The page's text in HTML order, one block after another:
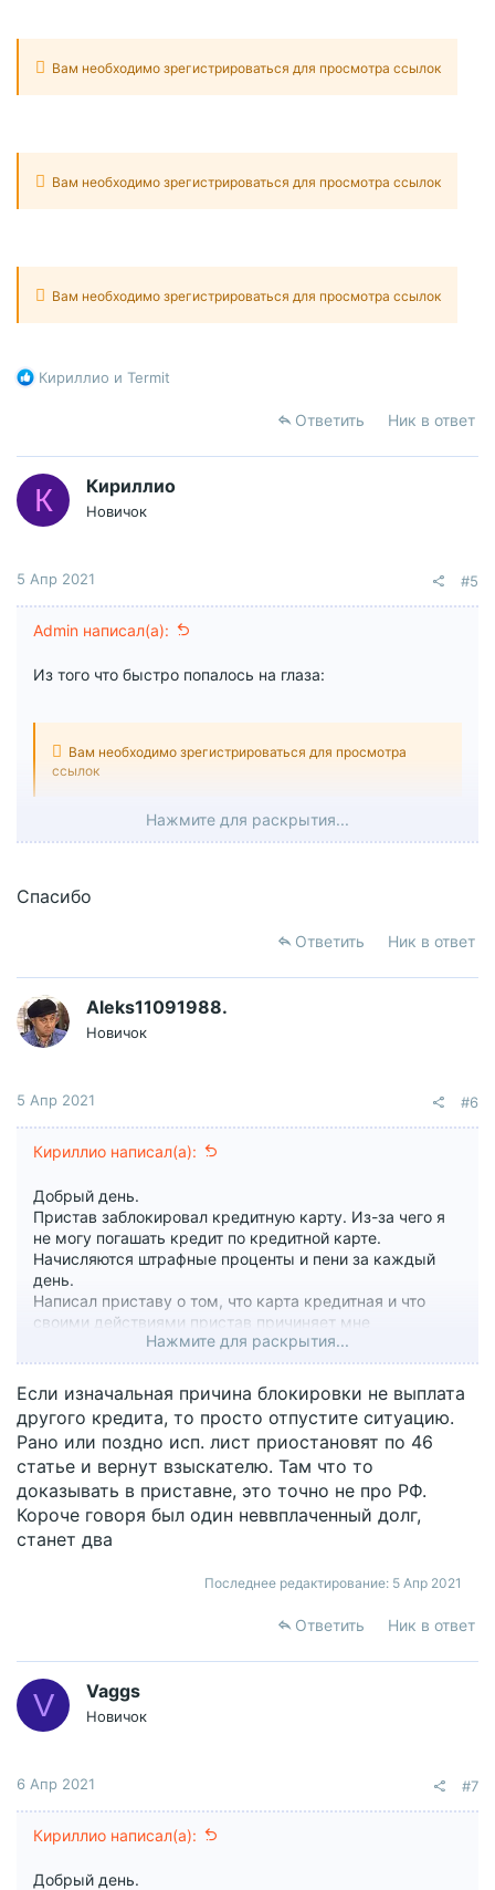
действия пристава в районный суд.
конечно хотелось бы почитать судебную практику по
данному вопросу, но пока не нашёл, если есть ссылки
Вам необходимо зрегистрироваться для просмотра ссылок
Вам необходимо зрегистрироваться для просмотра ссылок
Вам необходимо зрегистрироваться для просмотра ссылок
Р
ц
и
и
:
Кириллио и Termit
Ответить Ник в ответ
К Кириллио
Новичок
5 Апр 2021 #5
Admin написал(а):
Из того что быстро попалось на глаза:
Вам необходимо зрегистрироваться для просмотра
ссылок
ссылок
Вам необходимо зрегистрироваться для просмотра
ссылок
Нажмите для раскрытия...
Спасибо
Ответить Ник в ответ
Aleks11091988.
Новичок
5 Апр 2021 #6
Кириллио написал(а):
Добрый день.
Пристав заблокировал кредитную карту. Из-за чего я
не могу погашать кредит по кредитной карте.
Начисляются штрафные проценты и пени за каждый
день.
Написал приставу о том, что карта кредитная и что
своими действиями пристав причиняет мне
финансовый ущерб. Пристав отказал в снятии ареста с
кредитной карты.
Имеет ли пристав блокировать кредитную карту? Не
является ли это превышением должностных
полномочий, в том плане, что пристав своими
действиями причиняет мне финансовый ущерб? Как
заставить пристава снять арест с кредитной карты?
Спасибо
Нажмите для раскрытия...
Если изначальная причина блокировки не выплата
другого кредита, то просто отпустите ситуацию.
Рано или поздно исп. лист приостановят по 46
статье и вернут взыскателю. Там что то
доказывать в приставне, это точно не про РФ.
Короче говоря был один неввплаченный долг,
станет два
Последнее редактирование: 5 Апр 2021
Ответить Ник в ответ
V Vaggs
Новичок
6 Апр 2021 #7
Кириллио написал(а):
Добрый день.